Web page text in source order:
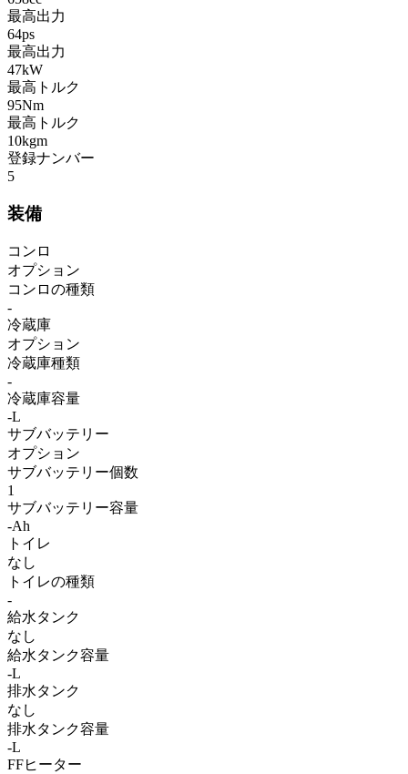
最高出力
64ps
最高出力
47kW
最高トルク
95Nm
最高トルク
10kgm
登録ナンバー
5
装備
コンロ
オプション
コンロの種類
-
冷蔵庫
オプション
冷蔵庫種類
-
冷蔵庫容量
-L
サブバッテリー
オプション
サブバッテリー個数
1
サブバッテリー容量
-Ah
トイレ
なし
トイレの種類
-
給水タンク
なし
給水タンク容量
-L
排水タンク
なし
排水タンク容量
-L
FFヒーター